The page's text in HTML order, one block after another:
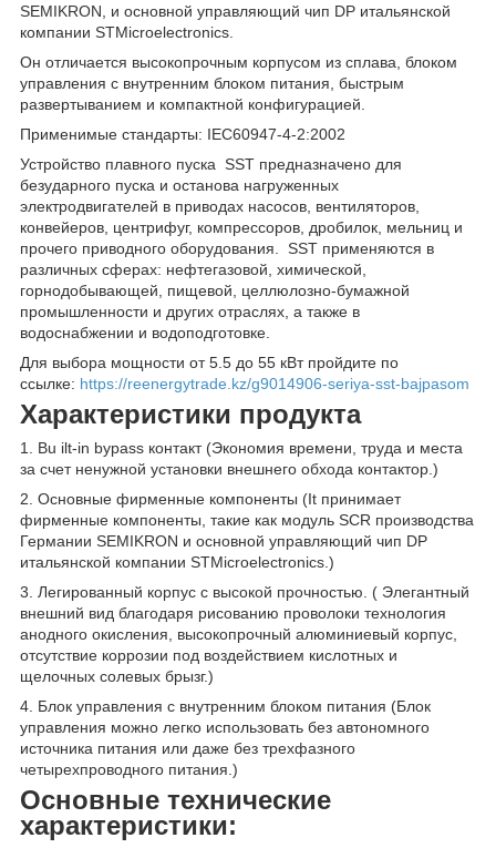
SEMIKRON, и основной управляющий чип DP итальянской
компании STMicroelectronics.
Он отличается высокопрочным корпусом из сплава, блоком
управления с внутренним блоком питания, быстрым
развертыванием и компактной конфигурацией.
Применимые стандарты: IEC60947-4-2:2002
Устройство плавного пуска SST предназначено для
безударного пуска и останова нагруженных
электродвигателей в приводах насосов, вентиляторов,
конвейеров, центрифуг, компрессоров, дробилок, мельниц и
прочего приводного оборудования. SST применяются в
различных сферах: нефтегазовой, химической,
горнодобывающей, пищевой, целлюлозно-бумажной
промышленности и других отраслях, а также в
водоснабжении и водоподготовке.
Для выбора мощности от 5.5 до 55 кВт пройдите по
ссылке: https://reenergytrade.kz/g9014906-seriya-sst-bajpasom
Характеристики продукта
1. Bu ilt-in bypass контакт (Экономия времени, труда и места
за счет ненужной установки внешнего обхода контактор.)
2. Основные фирменные компоненты (It принимает
фирменные компоненты, такие как модуль SCR производства
Германии SEMIKRON и основной управляющий чип DP
итальянской компании STMicroelectronics.)
3. Легированный корпус с высокой прочностью. ( Элегантный
внешний вид благодаря рисованию проволоки технология
анодного окисления, высокопрочный алюминиевый корпус,
отсутствие коррозии под воздействием кислотных и
щелочных солевых брызг.)
4. Блок управления с внутренним блоком питания (Блок
управления можно легко использовать без автономного
источника питания или даже без трехфазного
четырехпроводного питания.)
Основные технические
характеристики: